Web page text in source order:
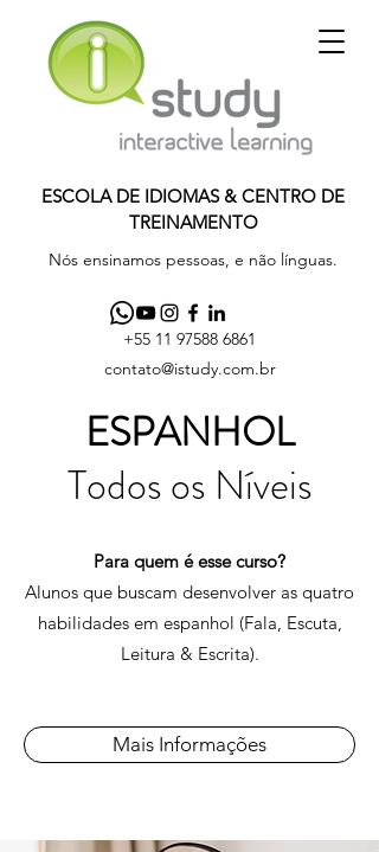
ESCOLA DE IDIOMAS & CENTRO DE
TREINAMENTO
Nós ensinamos pessoas, e não línguas.
contato@istudy.com.br
+55 11 97588 6861
ESPANHOL
Todos os Níveis
Para quem é esse curso?
Alunos que buscam desenvolver as quatro
habilidades em espanhol (Fala, Escuta,
Leitura & Escrita).
Mais Informações